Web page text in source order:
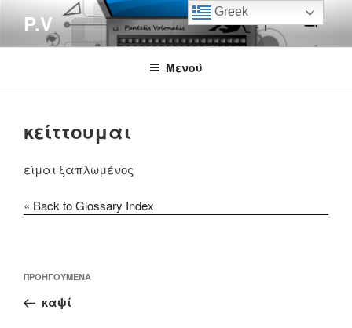
περιεχόμενο
P.V
Μενού
κείττουμαι
είμαι ξαπλωμένος
« Back to Glossary Index
άρθρων
Προηγούμενο
άρθρο
ΠΡΟΗΓΟΎΜΕΝΑ
καψί
Greek